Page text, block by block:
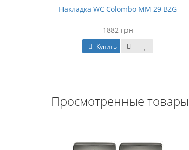
Накладка WC Colombo MM 29 BZG
1882 грн
Купить
Просмотренные товары